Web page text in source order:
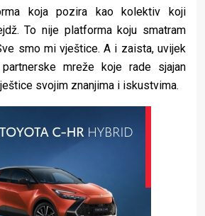
koja pozira kao kolektiv koji
To nije platforma koju smatram
smo mi vještice. A i zaista, uvijek
mreže koje rade sjajan
svojim znanjima i iskustvima.